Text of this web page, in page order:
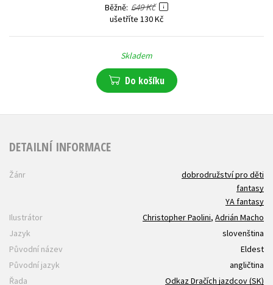
Běžně 649 Kč
ušetříte 130 Kč
Skladem
Do košíku
DETAILNÍ INFORMACE
Žánr
dobrodružství pro děti
fantasy
YA fantasy
Ilustrátor
Christopher Paolini, Adrián Macho
Jazyk
slovenština
Původní název
Eldest
Původní jazyk
angličtina
Řada
Odkaz Dračích jazdcov (SK)